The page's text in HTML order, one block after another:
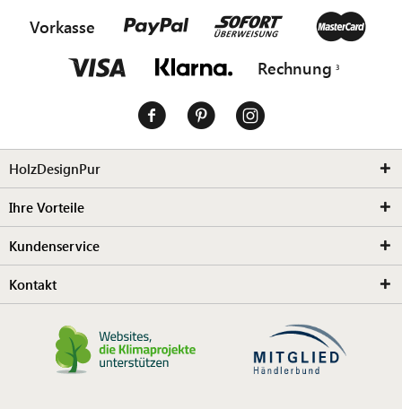
Vorkasse
Rechnung
HolzDesignPur
Ihre Vorteile
Kundenservice
Kontakt